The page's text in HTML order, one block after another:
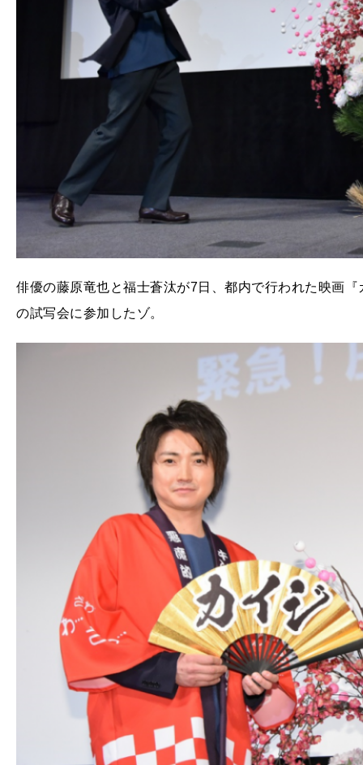
俳優の藤原竜也と福士蒼汰が7日、都内で行われた映画
の試写会に参加したゾ。